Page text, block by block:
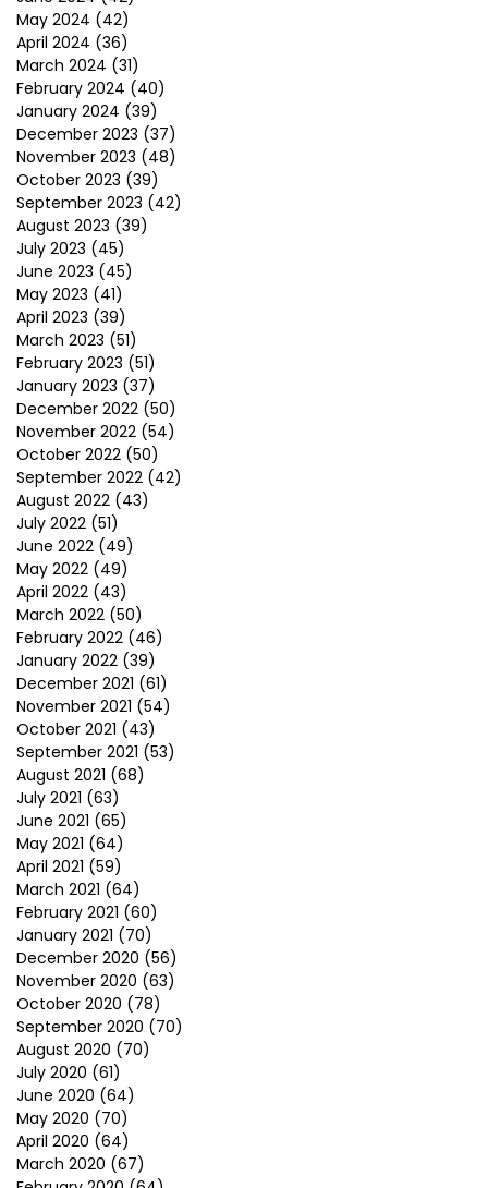
May 2024 (42)
April 2024 (36)
March 2024 (31)
February 2024 (40)
January 2024 (39)
December 2023 (37)
November 2023 (48)
October 2023 (39)
September 2023 (42)
August 2023 (39)
July 2023 (45)
June 2023 (45)
May 2023 (41)
April 2023 (39)
March 2023 (51)
February 2023 (51)
January 2023 (37)
December 2022 (50)
November 2022 (54)
October 2022 (50)
September 2022 (42)
August 2022 (43)
July 2022 (51)
June 2022 (49)
May 2022 (49)
April 2022 (43)
March 2022 (50)
February 2022 (46)
January 2022 (39)
December 2021 (61)
November 2021 (54)
October 2021 (43)
September 2021 (53)
August 2021 (68)
July 2021 (63)
June 2021 (65)
May 2021 (64)
April 2021 (59)
March 2021 (64)
February 2021 (60)
January 2021 (70)
December 2020 (56)
November 2020 (63)
October 2020 (78)
September 2020 (70)
August 2020 (70)
July 2020 (61)
June 2020 (64)
May 2020 (70)
April 2020 (64)
March 2020 (67)